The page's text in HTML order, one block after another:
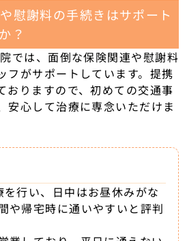
慰謝料の手続きはサポート
？
では、面倒な保険関連や慰謝料
フがサポートしています。提携
おりますので、初めての交通事
安心して治療に専念いただけま
行い、日中はお昼休みがな
や帰宅時に通いやすいと評判